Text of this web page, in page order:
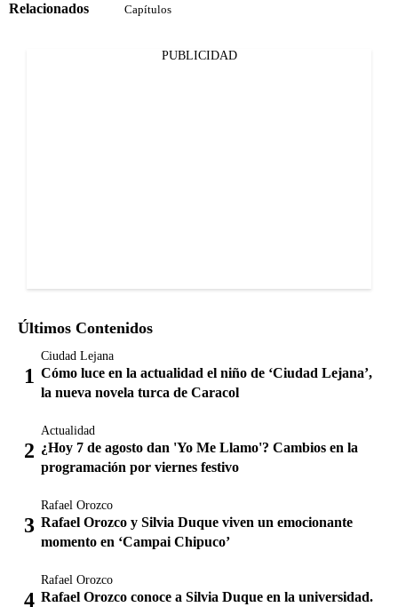
Relacionados Capítulos
PUBLICIDAD
Últimos Contenidos
Ciudad Lejana
Cómo luce en la actualidad el niño de ‘Ciudad Lejana’,
la nueva novela turca de Caracol
Actualidad
¿Hoy 7 de agosto dan 'Yo Me Llamo'? Cambios en la
programación por viernes festivo
Rafael Orozco
Rafael Orozco y Silvia Duque viven un emocionante
momento en ‘Campai Chipuco’
Rafael Orozco
Rafael Orozco conoce a Silvia Duque en la universidad.